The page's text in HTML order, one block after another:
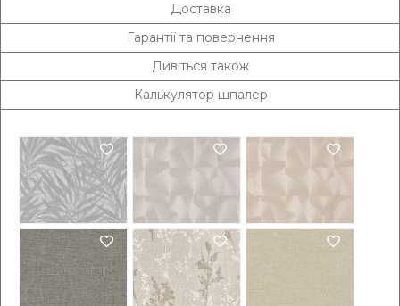
Доставка
Гарантії та повернення
Дивіться також
Калькулятор шпалер